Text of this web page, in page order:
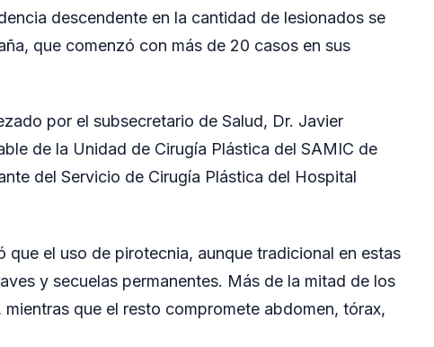
descendente en la cantidad de lesionados se
que comenzó con más de 20 casos en sus
por el subsecretario de Salud, Dr. Javier
de la Unidad de Cirugía Plástica del SAMIC de
del Servicio de Cirugía Plástica del Hospital
que el uso de pirotecnia, aunque tradicional en estas
y secuelas permanentes. Más de la mitad de los
que el resto compromete abdomen, tórax,